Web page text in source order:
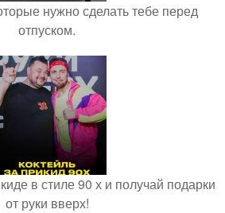
нужно сделать тебе перед
отпуском.
в стиле 90 х и получай подарки
от руки вверх!